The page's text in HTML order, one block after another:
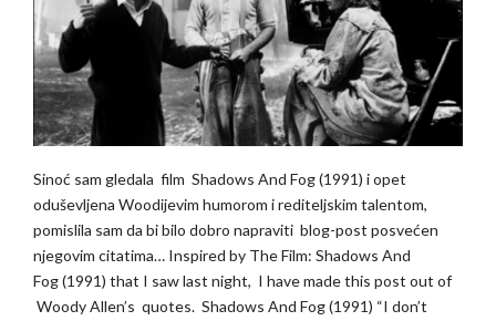
Sinoć sam gledala film Shadows And Fog (1991) i opet
oduševljena Woodijevim humorom i rediteljskim talentom,
pomislila sam da bi bilo dobro napraviti blog-post posvećen
njegovim citatima… Inspired by The Film: Shadows And
Fog (1991) that I saw last night, I have made this post out of
Woody Allen’s quotes. Shadows And Fog (1991) “I don’t